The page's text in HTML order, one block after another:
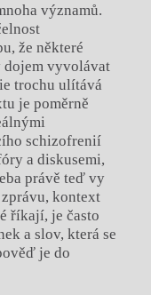
významů.
že některé
vyvolávat
trochu ulítává
je poměrně
schizofrenií
a diskusemi,
právě teď vy
kontext
říkají, je často
a slov, která se
je do